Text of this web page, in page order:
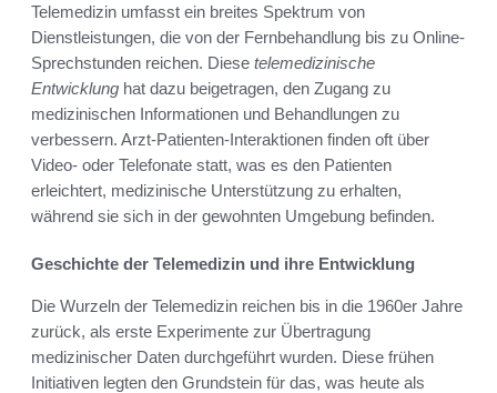
Telemedizin umfasst ein breites Spektrum von
Dienstleistungen, die von der Fernbehandlung bis zu Online-
Sprechstunden reichen. Diese telemedizinische
Entwicklung hat dazu beigetragen, den Zugang zu
medizinischen Informationen und Behandlungen zu
verbessern. Arzt-Patienten-Interaktionen finden oft über
Video- oder Telefonate statt, was es den Patienten
erleichtert, medizinische Unterstützung zu erhalten,
während sie sich in der gewohnten Umgebung befinden.
Geschichte der Telemedizin und ihre Entwicklung
Die Wurzeln der Telemedizin reichen bis in die 1960er Jahre
zurück, als erste Experimente zur Übertragung
medizinischer Daten durchgeführt wurden. Diese frühen
Initiativen legten den Grundstein für das, was heute als